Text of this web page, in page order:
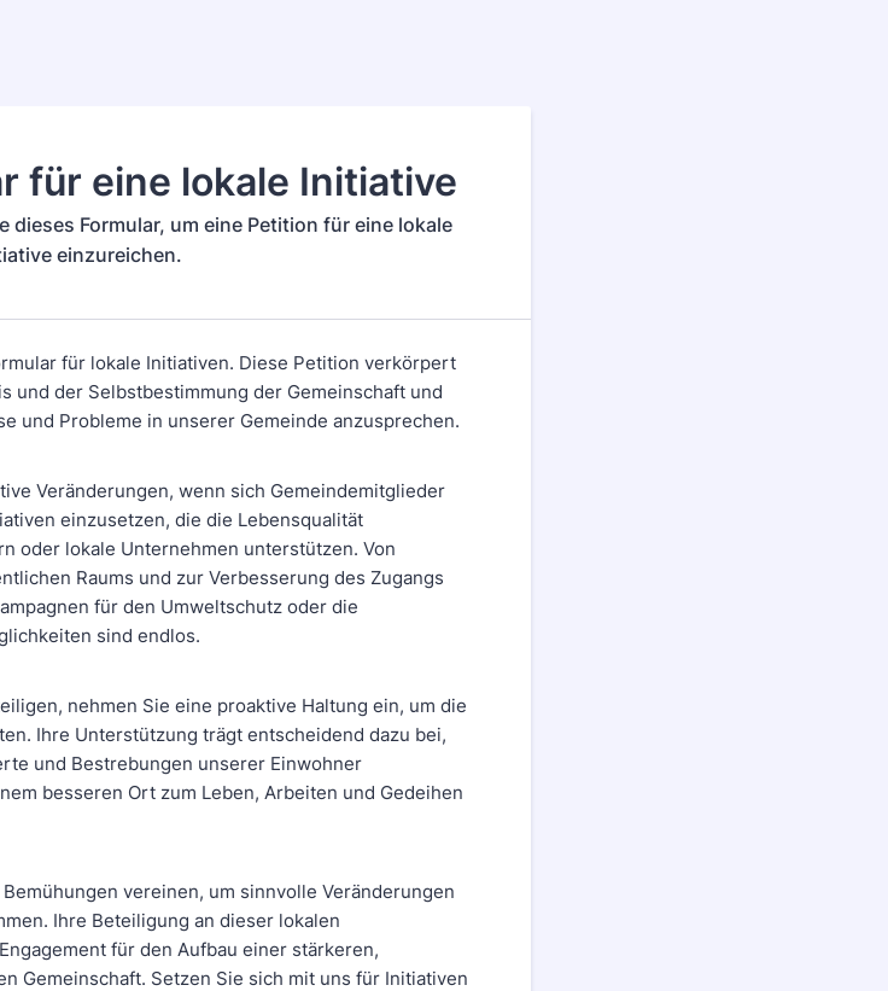
für eine lokale Initiative
dieses Formular, um eine Petition für eine lokale
einzureichen.
für lokale Initiativen. Diese Petition verkörpert
und der Selbstbestimmung der Gemeinschaft und
und Probleme in unserer Gemeinde anzusprechen.
Veränderungen, wenn sich Gemeindemitglieder
einzusetzen, die die Lebensqualität
oder lokale Unternehmen unterstützen. Von
Raums und zur Verbesserung des Zugangs
für den Umweltschutz oder die
sind endlos.
nehmen Sie eine proaktive Haltung ein, um die
Ihre Unterstützung trägt entscheidend dazu bei,
und Bestrebungen unserer Einwohner
besseren Ort zum Leben, Arbeiten und Gedeihen
vereinen, um sinnvolle Veränderungen
Ihre Beteiligung an dieser lokalen
für den Aufbau einer stärkeren,
Gemeinschaft. Setzen Sie sich mit uns für Initiativen